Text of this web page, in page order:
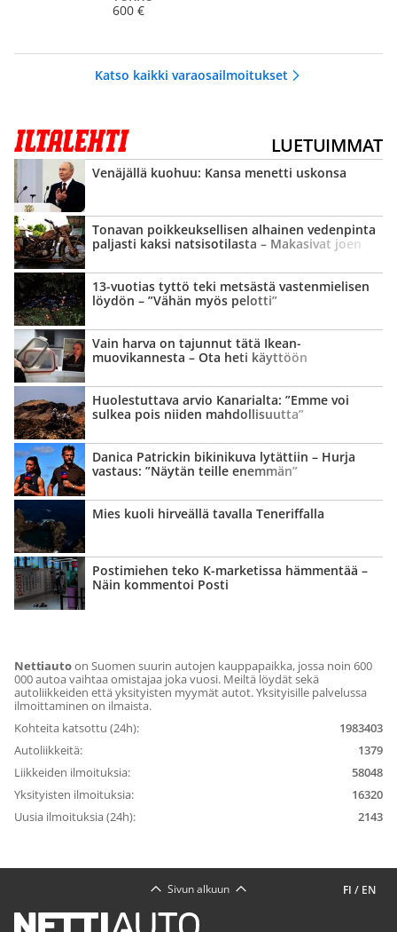
600 €
Katso kaikki varaosailmoitukset
LUETUIMMAT
Venäjällä kuohuu: Kansa menetti uskonsa
Tonavan poikkeuk­sellisen alhainen vedenpinta
paljasti kaksi natsisotilasta – Makasivat joen
13-vuotias tyttö teki metsästä vastenmielisen
löydön – ”Vähän myös pelotti”
Vain harva on tajunnut tätä Ikean-
muovikannesta – Ota heti käyttöön
Huolestuttava arvio Kanarialta: ”Emme voi
sulkea pois niiden mahdollisuutta”
Danica Patrickin bikinikuva lytättiin – Hurja
vastaus: ”Näytän teille enemmän”
Mies kuoli hirveällä tavalla Teneriffalla
Postimiehen teko K-marketissa hämmentää –
Näin kommentoi Posti
Nettiautoon Suomen suurin autojen kauppapaikka, jossa noin 600
000 autoa vaihtaa omistajaa joka vuosi. Meiltä löydät sekä
autoliikkeiden että yksityisten myymät autot. Yksityisille palvelussa
ilmoittaminen on ilmaista.
Kohteita katsottu (24h):
1983403
Autoliikkeitä:
1379
Liikkeiden ilmoituksia:
58048
Yksityisten ilmoituksia:
16320
Uusia ilmoituksia (24h):
2143
FI / EN
Sivun alkuun